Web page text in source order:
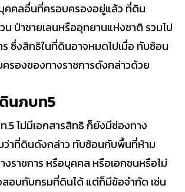
คคลอื่นที่ครอบครองอยู่แล้ว ที่ดิน
น ป่าชายเลนหรืออุทยานแห่งชาติ รวมไป
ซึ่งสิทธิในที่ดินอาจหมดไปเมื่อ ทับซ้อน
รองของทางราชการดังกล่าวด้วย
นภบท5
ม่มีเอกสารสิทธิ ก็ยังมีช่องทาง
ว่าที่ดินดังกล่าว ทับซ้อนกับพื้นที่ห้าม
ราชการ หรือบุคคล หรือเอกชนหรือไม่
อบกับกรมที่ดินได้ แต่ก็มีข้อจำกัด เช่น